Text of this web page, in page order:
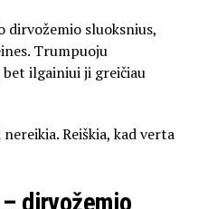
dirvožemio sluoksnius,
Trumpuoju
ilgainiui ji greičiau
Reiškia, kad verta
dirvožemio